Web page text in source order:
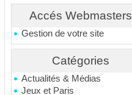
Accés Webmasters
Gestion de votre site
Catégories
Actualités & Médias
Jeux et Paris